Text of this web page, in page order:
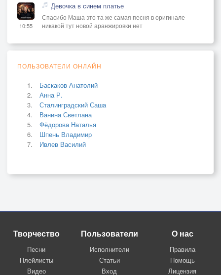
10:55
Девочка в синем платье
Спасибо Маша это та же самая песня в оригинале
никакой тут новой аранжировки нет
ПОЛЬЗОВАТЕЛИ ОНЛАЙН
Баскаков Анатолий
Анна Р.
Сталинградский Саша
Ванина Светлана
Фёдорова Наталья
Шпень Владимир
Ивлев Василий
Творчество
Песни
Плейлисты
Видео
Пользователи
Исполнители
Статьи
Вход
О нас
Правила
Помощь
Лицензия